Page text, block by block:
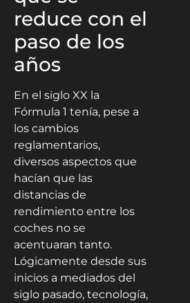
reduce con el
paso de los
años
En el siglo XX la
Fórmula 1 tenía, pese a
los cambios
reglamentarios,
diversos aspectos que
hacían que las
distancias de
rendimiento entre los
coches no se
acentuaran tanto.
Lógicamente desde sus
inicios a mediados del
siglo pasado, tecnología,